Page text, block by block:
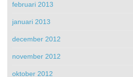
februari 2013
januari 2013
december 2012
november 2012
oktober 2012